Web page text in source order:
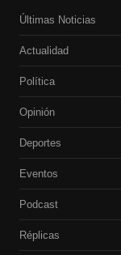
Últimas Noticias
Actualidad
Política
Opinión
Deportes
Eventos
Podcast
Réplicas